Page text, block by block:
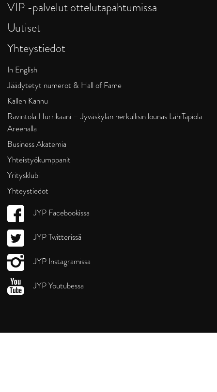
VIP -palvelut ottelutapahtumissa
Uutiset
Yhteystiedot
In English
Jäädytetyt numerot & Hall of Fame
Kallen Kannu
Ravintola Hurrikaani – Jyväskylän herkullisin lounas LähiTapiola
Areenalla
Business Akatemia
Yhteistyökumppanit
Yritysklubi
Yhteystiedot
JYP Facebookissa
JYP Twitterissä
JYP Instagramissa
JYP Youtubessa